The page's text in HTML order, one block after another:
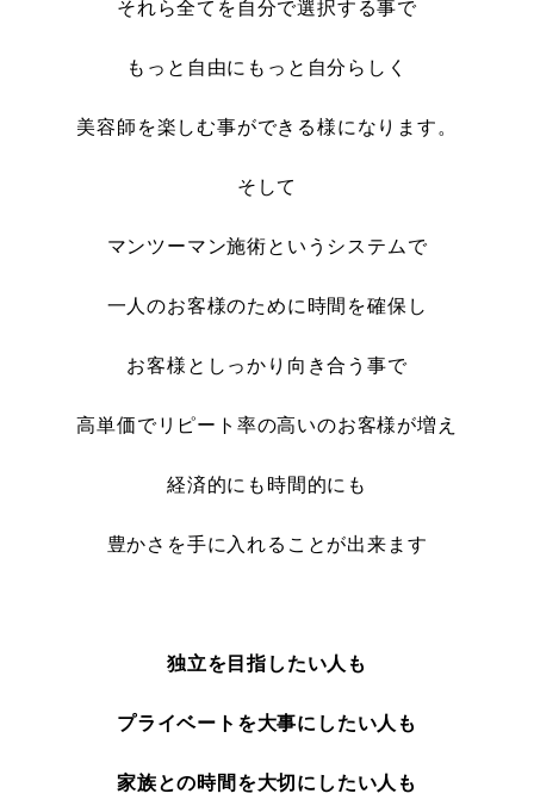
それら全てを自分で選択する事で
もっと自由にもっと自分らしく
美容師を楽しむ事ができる様になります。
そして
マンツーマン施術というシステムで
一人のお客様のために時間を確保し
お客様としっかり向き合う事で
高単価でリピート率の高いのお客様が増え
経済的にも時間的にも
豊かさを手に入れることが出来ます
独立を目指したい人も
プライベートを大事にしたい人も
家族との時間を大切にしたい人も